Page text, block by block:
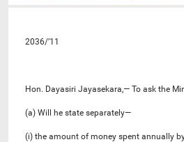
2036/’11
Hon. Dayasiri Jayasekara,— To ask the
(a) Will he state separately—
(i) the amount of money spent annually